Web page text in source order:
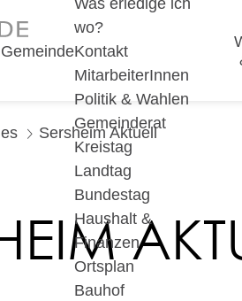
Gemeinde
wo?
Kontakt
MitarbeiterInnen
Politik & Wahlen
Gemeinderat
Kreistag
Landtag
Bundestag
Haushalt &
Finanzen
Ortsplan
Bauhof
Sersheim Aktuell